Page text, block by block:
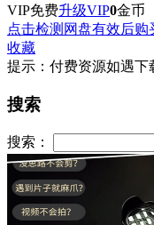
VIP免费升级VIP0金币
点击检测网盘有效后购
收藏
提示：付费资源如遇下
搜索
搜索：